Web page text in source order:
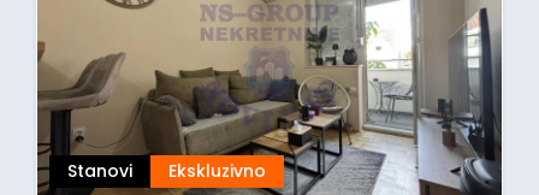
Stanovi Ekskluzivno